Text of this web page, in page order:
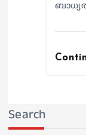
Search